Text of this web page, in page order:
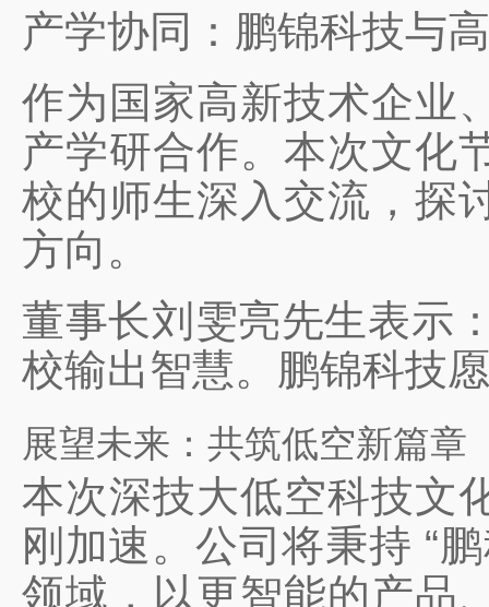
产学协同：鹏锦科技与
作为国家高新技术企业
产学研合作。本次文化
校的师生深入交流，探
方向。
董事长刘雯亮先生表示
校输出智慧。鹏锦科技
展望未来：共筑低空新篇章
本次深技大低空科技文
刚加速。公司将秉持 “
领域，以更智能的产品